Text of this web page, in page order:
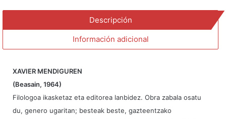
Descripción
Información adicional
XAVIER MENDIGUREN
(Beasain, 1964)
Filologoa ikasketaz eta editorea lanbidez. Obra zabala osatu
du, genero ugaritan; besteak beste, gazteentzako